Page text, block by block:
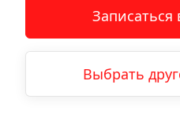
Записаться
Выбрать